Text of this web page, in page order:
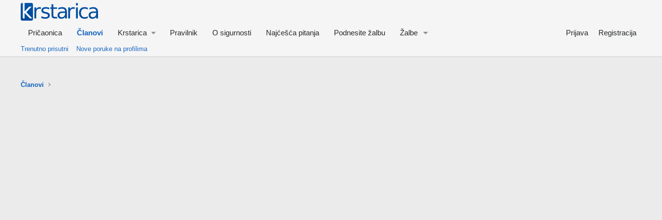
Pričaonica Članovi Krstarica Pravilnik O sigurnosti Najćešća pitanja Podnesite žalbu Žalbe Prijava Registracija
Trenutno prisutni Nove poruke na profilima
Članovi